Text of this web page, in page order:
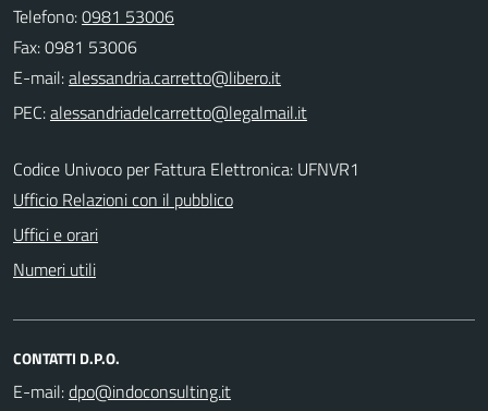
Telefono:0981 53006
Fax: 0981 53006
E-mail:
PEC:
Codice Univoco per Fattura Elettronica: UFNVR1
Ufficio Relazioni con il pubblico
Uffici e orari
Numeri utili
CONTATTI D.P.O.
E-mail: